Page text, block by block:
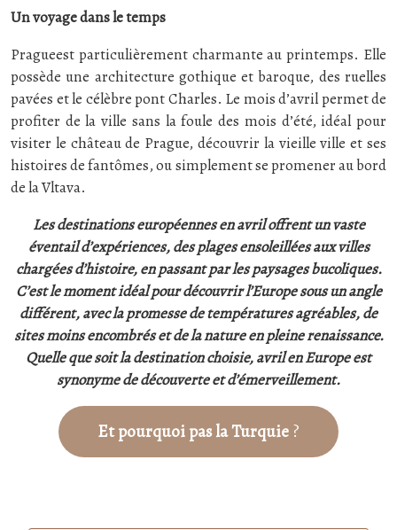
Un voyage dans le temps
Pragueest particulièrement charmante au printemps. Elle
possède une architecture gothique et baroque, des ruelles
pavées et le célèbre pont Charles. Le mois d’avril permet de
profiter de la ville sans la foule des mois d’été, idéal pour
visiter le château de Prague, découvrir la vieille ville et ses
histoires de fantômes, ou simplement se promener au bord
de la Vltava.
Les destinations européennes en avril offrent un vaste
éventail d’expériences, des plages ensoleillées aux villes
chargées d’histoire, en passant par les paysages bucoliques.
C’est le moment idéal pour découvrir l’Europe sous un angle
différent, avec la promesse de températures agréables, de
sites moins encombrés et de la nature en pleine renaissance.
Quelle que soit la destination choisie, avril en Europe est
synonyme de découverte et d’émerveillement.
Et pourquoi pas la Turquie?